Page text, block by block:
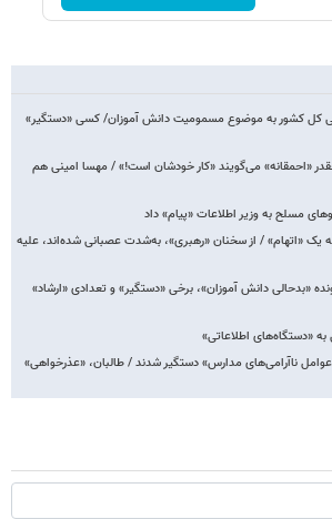
کل کشور به موضوع مسمومیت دانش آموزان/ کسی «دستگیر»
«احمقانه» می‌گویند «کار خودشان است!» / مهسا امینی هم
مسلح به وزیر اطلاعات «پیام» داد
یک «اتهام» / از سخنان «رهبری»، به‌شدت عصبانی شده‌اند، علیه
«بدحالی دانش آموزان»، برخی «دستگیر» و تعدادی «ارشاد»
«دستگاه‌های اطلاعاتی»
ناآرامی‌های مدارس» دستگیر شدند / طالبان، «عذرخواهی»